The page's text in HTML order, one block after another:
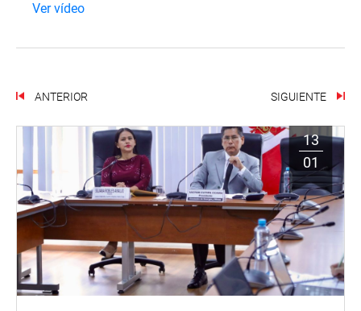
Ver vídeo
ANTERIOR SIGUIENTE
13
01